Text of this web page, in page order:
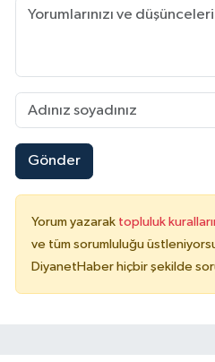
Gönder
Yorum yazarak topluluk
ve tüm sorumluluğu
DiyanetHaber hiçbir şekilde
Van Müftülüğü
Yalova Müftülüğü
Yozgat Müftülüğü
Zonguldak Müftülüğü